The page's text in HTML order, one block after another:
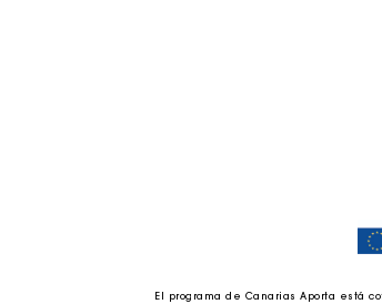
El programa de Canarias Aporta está